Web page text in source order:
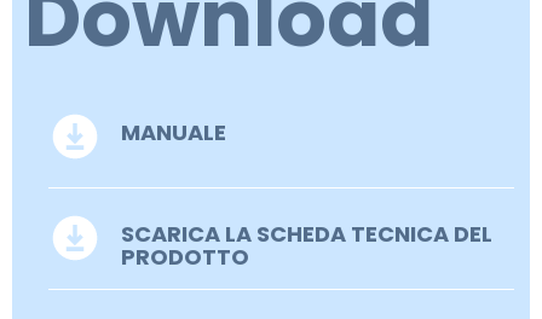
MANUALE
SCARICA LA SCHEDA TECNICA DEL
PRODOTTO